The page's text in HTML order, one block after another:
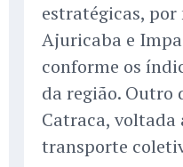
estratégicas, por
Ajuricaba e
conforme os
da região. Outro
Catraca, voltada
transporte